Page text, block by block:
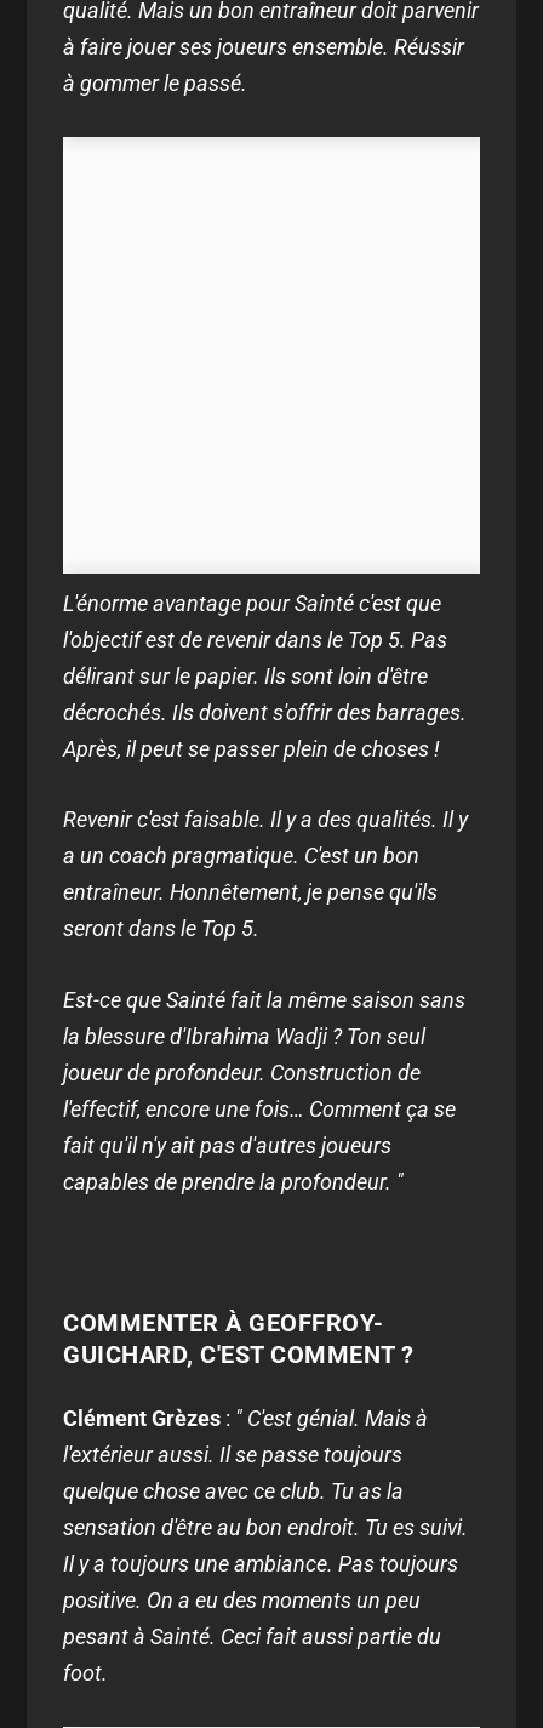
qualité. Mais un bon entraîneur doit parvenir
à faire jouer ses joueurs ensemble. Réussir
à gommer le passé.
L'énorme avantage pour Sainté c'est que
l'objectif est de revenir dans le Top 5. Pas
délirant sur le papier. Ils sont loin d'être
décrochés. Ils doivent s'offrir des barrages.
Après, il peut se passer plein de choses !
Revenir c'est faisable. Il y a des qualités. Il y
a un coach pragmatique. C'est un bon
entraîneur. Honnêtement, je pense qu'ils
seront dans le Top 5.
Est-ce que Sainté fait la même saison sans
la blessure d'Ibrahima Wadji ? Ton seul
joueur de profondeur. Construction de
l'effectif, encore une fois… Comment ça se
fait qu'il n'y ait pas d'autres joueurs
capables de prendre la profondeur. "
COMMENTER À GEOFFROY-
GUICHARD, C'EST COMMENT ?
Clément Grèzes : " C'est génial. Mais à
l'extérieur aussi. Il se passe toujours
quelque chose avec ce club. Tu as la
sensation d'être au bon endroit. Tu es suivi.
Il y a toujours une ambiance. Pas toujours
positive. On a eu des moments un peu
pesant à Sainté. Ceci fait aussi partie du
foot.